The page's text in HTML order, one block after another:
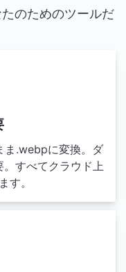
のためのツールだ
ま.webpに変換。ダ
すべてクラウド上
す。